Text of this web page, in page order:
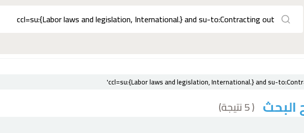
البحث ( 5 نتيجة)